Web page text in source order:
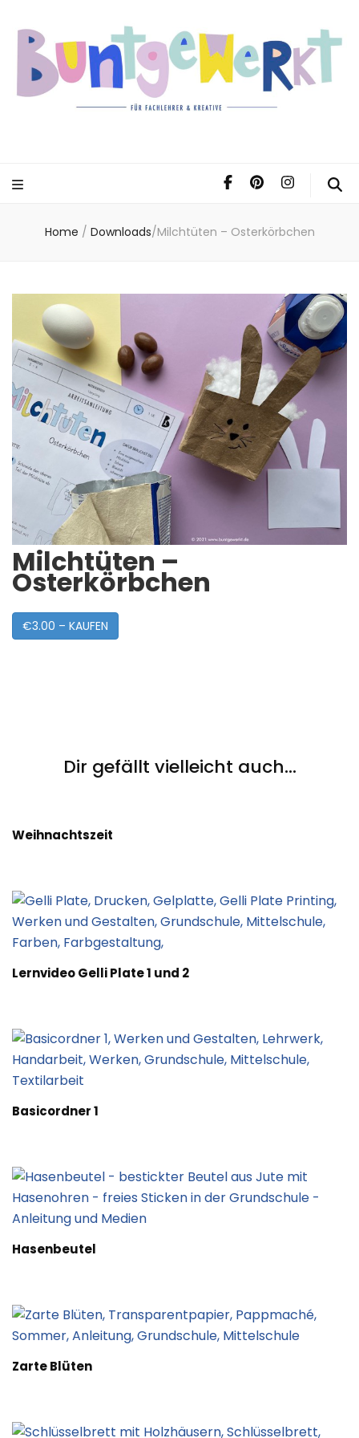
Home / Downloads/Milchtüten – Osterkörbchen
Milchtüten –
Osterkörbchen
€3.00 – KAUFEN
Dir gefällt vielleicht auch...
Weihnachtszeit
Lernvideo Gelli Plate 1 und 2
Basicordner 1
Hasenbeutel
Zarte Blüten